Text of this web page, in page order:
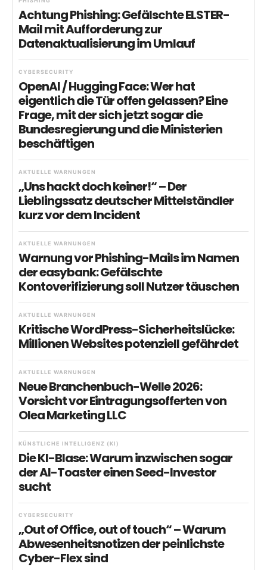
Achtung Phishing: Gefälschte ELSTER-
Mail mit Aufforderung zur
Datenaktualisierung im Umlauf
CYBERSECURITY
OpenAI / Hugging Face: Wer hat
eigentlich die Tür offen gelassen? Eine
Frage, mit der sich jetzt sogar die
Bundesregierung und die Ministerien
beschäftigen
AKTUELLE WARNUNGEN
„Uns hackt doch keiner!“ – Der
Lieblingssatz deutscher Mittelständler
kurz vor dem Incident
AKTUELLE WARNUNGEN
Warnung vor Phishing-Mails im Namen
der easybank: Gefälschte
Kontoverifizierung soll Nutzer täuschen
AKTUELLE WARNUNGEN
Kritische WordPress-Sicherheitslücke:
Millionen Websites potenziell gefährdet
AKTUELLE WARNUNGEN
Neue Branchenbuch-Welle 2026:
Vorsicht vor Eintragungsofferten von
Olea Marketing LLC
KÜNSTLICHE INTELLIGENZ (KI)
Die KI-Blase: Warum inzwischen sogar
der AI-Toaster einen Seed-Investor
sucht
CYBERSECURITY
„Out of Office, out of touch“ – Warum
Abwesenheitsnotizen der peinlichste
Cyber-Flex sind